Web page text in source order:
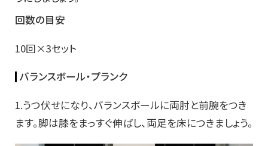
回数の目安
10回×3セット
バランスボール・プランク
1.うつ伏せになり、バランスボールに両肘と前腕をつき
ます。脚は膝をまっすぐ伸ばし、両足を床につきましょう。